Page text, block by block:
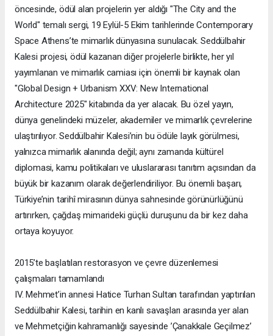
öncesinde, ödül alan projelerin yer aldığı "The City and the
World" temalı sergi, 19 Eylül-5 Ekim tarihlerinde Contemporary
Space Athens’te mimarlık dünyasına sunulacak. Seddülbahir
Kalesi projesi, ödül kazanan diğer projelerle birlikte, her yıl
yayımlanan ve mimarlık camiası için önemli bir kaynak olan
"Global Design + Urbanism XXV: New International
Architecture 2025" kitabında da yer alacak. Bu özel yayın,
dünya genelindeki müzeler, akademiler ve mimarlık çevrelerine
ulaştırılıyor. Seddülbahir Kalesi’nin bu ödüle layık görülmesi,
yalnızca mimarlık alanında değil; aynı zamanda kültürel
diplomasi, kamu politikaları ve uluslararası tanıtım açısından da
büyük bir kazanım olarak değerlendiriliyor. Bu önemli başarı,
Türkiye’nin tarihî mirasının dünya sahnesinde görünürlüğünü
artırırken, çağdaş mimarideki güçlü duruşunu da bir kez daha
ortaya koyuyor.
2015’te başlatılan restorasyon ve çevre düzenlemesi
çalışmaları tamamlandı
IV. Mehmet’in annesi Hatice Turhan Sultan tarafından yaptırılan
Seddülbahir Kalesi, tarihin en kanlı savaşları arasında yer alan
ve Mehmetçiğin kahramanlığı sayesinde ’Çanakkale Geçilmez’